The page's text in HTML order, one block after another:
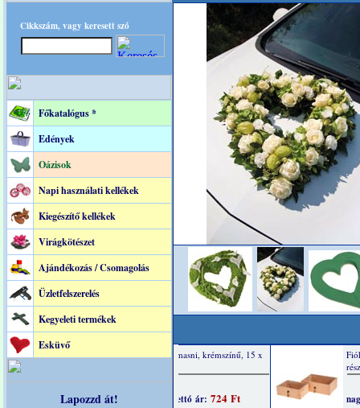
Cikkszám, vagy keresett szó
Főkatalógus *
Edények
Oázisok
Napi használati kellékek
Kiegészítő kellékek
Virágkötészet
Ajándékozás / Csomagolás
Üzletfelszerelés
Kegyeleti termékek
Esküvő
Lapozzd át!